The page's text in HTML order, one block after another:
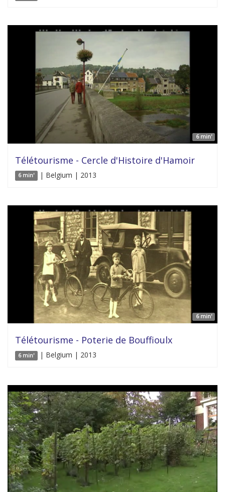
6 min'
Télétourisme - Cercle d'Histoire d'Hamoir
6 min' | Belgium | 2013
6 min'
Télétourisme - Poterie de Bouffioulx
6 min' | Belgium | 2013